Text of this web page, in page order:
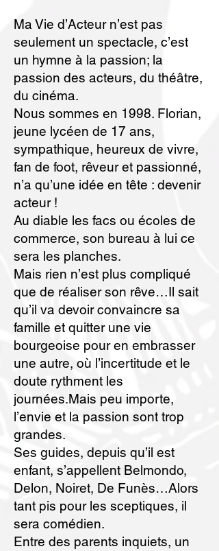
Ma Vie d’Acteur n’est pas
seulement un spectacle, c’est
un hymne à la passion; la
passion des acteurs, du théâtre,
du cinéma.
Nous sommes en 1998. Florian,
jeune lycéen de 17 ans,
sympathique, heureux de vivre,
fan de foot, rêveur et passionné,
n’a qu’une idée en tête : devenir
acteur !
Au diable les facs ou écoles de
commerce, son bureau à lui ce
sera les planches.
Mais rien n’est plus compliqué
que de réaliser son rêve…Il sait
qu’il va devoir convaincre sa
famille et quitter une vie
bourgeoise pour en embrasser
une autre, où l’incertitude et le
doute rythment les
journées.Mais peu importe,
l’envie et la passion sont trop
grandes.
Ses guides, depuis qu’il est
enfant, s’appellent Belmondo,
Delon, Noiret, De Funès…Alors
tant pis pour les sceptiques, il
sera comédien.
Entre des parents inquiets, un